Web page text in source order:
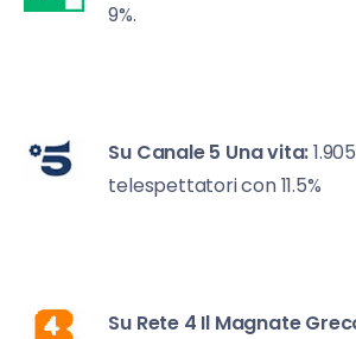
9%.
Su Canale 5 Una vita:
telespettatori con 11.5%
Su Rete 4 Il Magnate